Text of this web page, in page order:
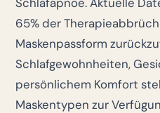
65% der
Maskenpassform
Schlafgewohnheiten,
persönlichem Komfort
Maskentypen zur